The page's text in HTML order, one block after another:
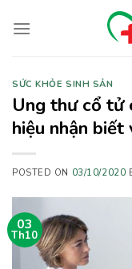
SỨC KHỎE SINH SẢN
Ung thư cổ tử
hiệu nhận biết
POSTED ON 03/10/2020
03
Th10